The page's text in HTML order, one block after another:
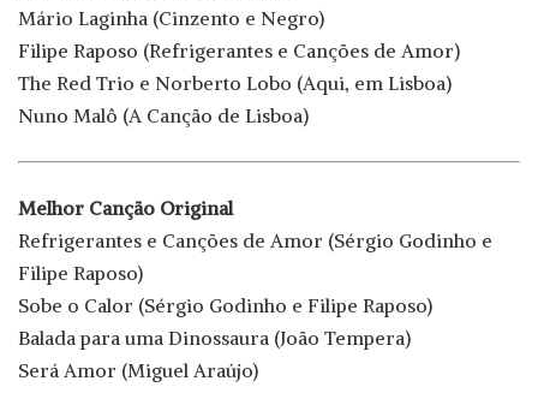
Mário Laginha (Cinzento e Negro)
Filipe Raposo (Refrigerantes e Canções de Amor)
The Red Trio e Norberto Lobo (Aqui, em Lisboa)
Nuno Malô (A Canção de Lisboa)
Melhor Canção Original
Refrigerantes e Canções de Amor (Sérgio Godinho e
Filipe Raposo)
Sobe o Calor (Sérgio Godinho e Filipe Raposo)
Balada para uma Dinossaura (João Tempera)
Será Amor (Miguel Araújo)